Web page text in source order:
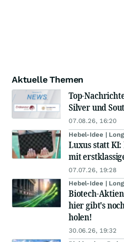
Aktuelle Themen
Top-
Silver und
07.08.26, 16:20
Hebel-Idee |
Luxus statt
mit
07.07.26, 19:28
Hebel-Idee |
Biotech-
hier gibt's
holen!
30.06.26, 19:32